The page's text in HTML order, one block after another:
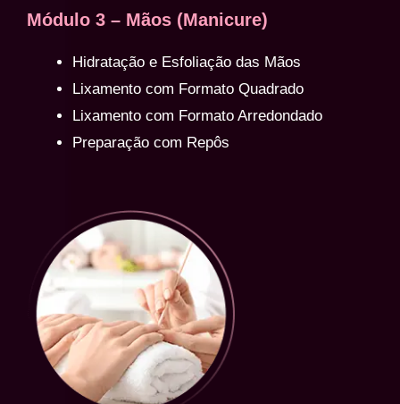
Módulo 3 – Mãos (Manicure)
Hidratação e Esfoliação das Mãos
Lixamento com Formato Quadrado
Lixamento com Formato Arredondado
Preparação com Repôs